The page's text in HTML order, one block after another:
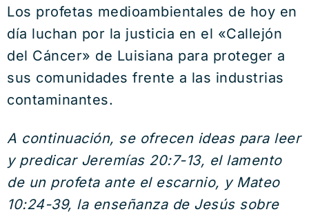
Los profetas medioambientales de hoy en
día luchan por la justicia en el «Callejón
del Cáncer» de Luisiana para proteger a
sus comunidades frente a las industrias
contaminantes.
A continuación, se ofrecen ideas para leer
y predicar Jeremías 20:7-13, el lamento
de un profeta ante el escarnio, y Mateo
10:24-39, la enseñanza de Jesús sobre